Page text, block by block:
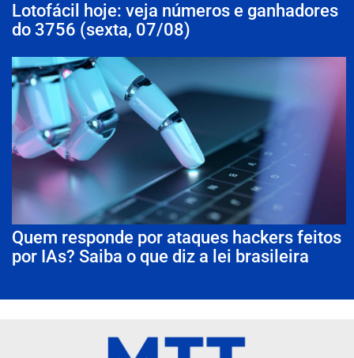
Lotofácil hoje: veja números e ganhadores
do 3756 (sexta, 07/08)
Quem responde por ataques hackers feitos
por IAs? Saiba o que diz a lei brasileira